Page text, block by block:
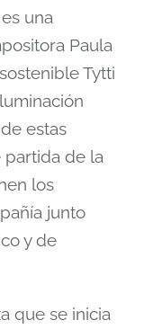
una
Paula
Tytti
estas
partida de la
los
junto
y de
que se inicia